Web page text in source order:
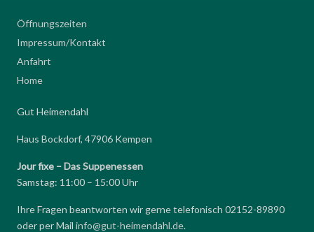
Öffnungszeiten
Impressum/Kontakt
Anfahrt
Home
Gut Heimendahl
Haus Bockdorf, 47906 Kempen
Jour fixe –Das Suppenessen
Samstag: 11:00 – 15:00 Uhr
Ihre Fragen beantworten wir gerne telefonisch 02152-89890
oder per Mail info@gut-heimendahl.de.